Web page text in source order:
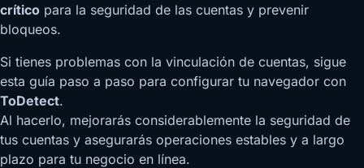
crítico para la seguridad de las cuentas y prevenir
bloqueos.
Si tienes problemas con la vinculación de cuentas, sigue
esta guía paso a paso para configurar tu navegador con
ToDetect.
Al hacerlo, mejorarás considerablemente la seguridad de
tus cuentas y asegurarás operaciones estables y a largo
plazo para tu negocio en línea.